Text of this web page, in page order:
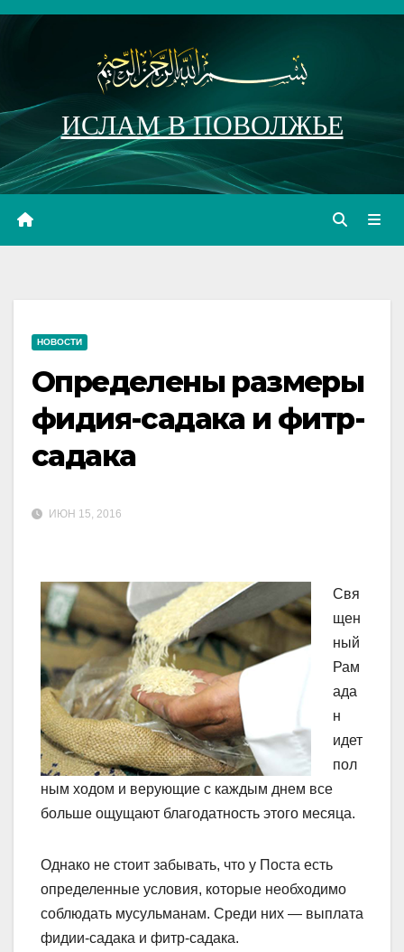
Перейти
ИСЛАМ В ПОВОЛЖЬЕ
НОВОСТИ
Определены размеры
фидия-садака и фитр-
садака
ИЮН 15, 2016
Свя
щен
ный
Рам
ада
н
идет
пол
ным ходом и верующие с каждым днем все
больше ощущают благодатность этого месяца.
Однако не стоит забывать, что у Поста есть
определенные условия, которые необходимо
соблюдать мусульманам. Среди них — выплата
фидии-садака и фитр-садака.